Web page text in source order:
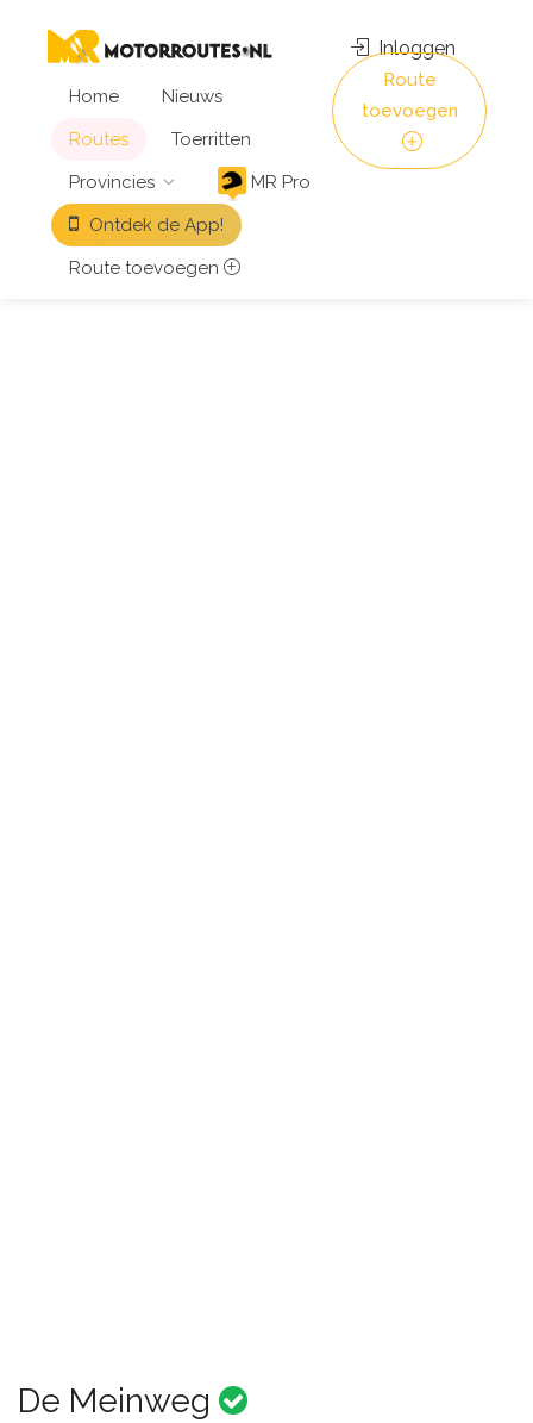
Home
Nieuws
Routes
Toerritten
Provincies
MR Pro
Ontdek de App!
Route toevoegen
Inloggen
Route
toevoegen
De Meinweg